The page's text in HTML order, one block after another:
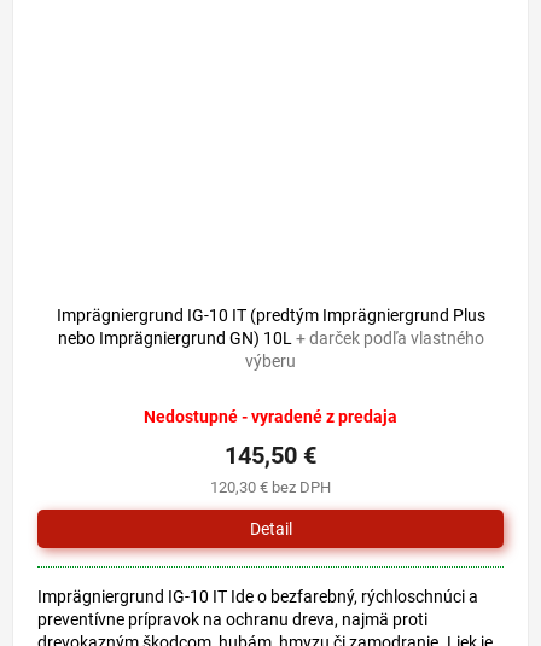
Imprägniergrund IG-10 IT (predtým Imprägniergrund Plus
nebo Imprägniergrund GN) 10L+ darček podľa vlastného
výberu
Nedostupné - vyradené z predaja
120,30 € bez DPH
145,50 €
Detail
Imprägniergrund IG-10 IT Ide o bezfarebný, rýchloschnúci a
preventívne prípravok na ochranu dreva, najmä proti